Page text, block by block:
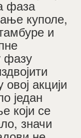
фаза
куполе,
и
фазу
акцији
један
који се
значи